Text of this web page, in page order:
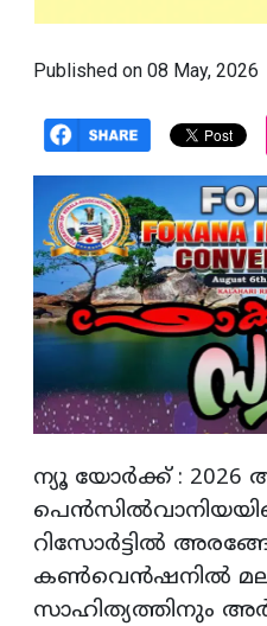
Published on 08 May, 2026
ന്യൂ യോര്‍ക്ക് : 2026
റിസോര്‍ട്ടില്‍
കണ്‍വെന്‍ഷനില്‍
സാഹിത്യത്തിനും